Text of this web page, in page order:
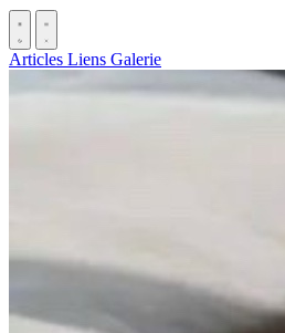
Articles Liens Galerie